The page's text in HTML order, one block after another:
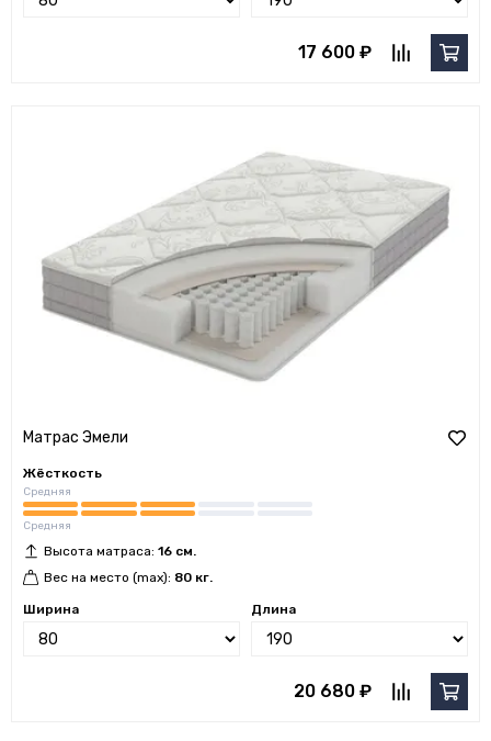
17 600 ₽
Матрас Эмели
Жёсткость
Средняя
Средняя
Высота матраса: 16 см.
Вес на место (max): 80 кг.
Ширина Длина
20 680 ₽